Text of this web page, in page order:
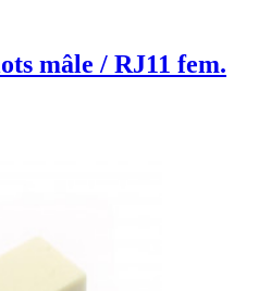
mâle / RJ11 fem.